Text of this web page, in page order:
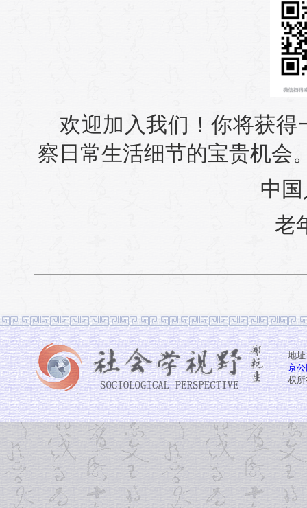
欢迎加入我们！你将获
察日常生活细节的宝贵机会
中
老
地
京
权